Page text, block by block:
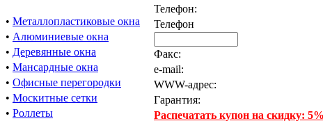
• Металлопластиковые окна
• Алюминиевые окна
• Деревянные окна
• Мансардные окна
• Офисные перегородки
• Москитные сетки
• Роллеты
Телефон:
Телефон
Факс:
e-mail:
WWW-адрес:
Гарантия:
Распечатать купон на скидку: 5%